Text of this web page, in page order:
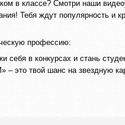
в классе? Смотри наши
Тебя ждут популярность и
профессию:
себя в конкурсах и стань
– это твой шанс на звездную